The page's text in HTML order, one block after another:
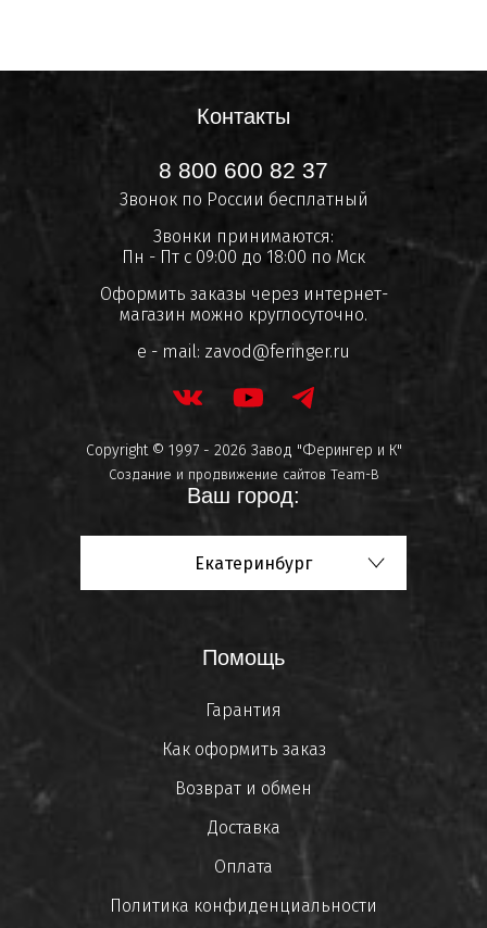
Контакты
8 800 600 82 37
Звонок по России бесплатный
Звонки принимаются:
Пн - Пт с 09:00 до 18:00 по Мск
Оформить заказы через интернет-
магазин можно круглосуточно.
e - mail: zavod@feringer.ru
Copyright © 1997 - 2026 Завод "Ферингер и К"
Создание и продвижение сайтов Team-B
Ваш город:
Екатеринбург
Помощь
Гарантия
Как оформить заказ
Возврат и обмен
Доставка
Оплата
Политика конфиденциальности